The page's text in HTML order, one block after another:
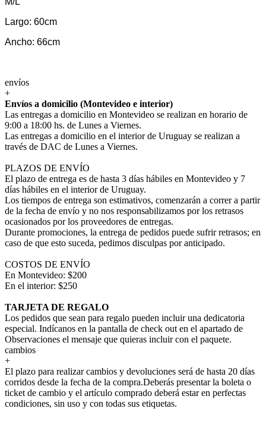
Largo: 60cm
Ancho: 66cm
envíos
+
Envíos a domicilio (Montevideo e interior)
Las entregas a domicilio en Montevideo se realizan en horario de
9:00 a 18:00 hs. de Lunes a Viernes.
Las entregas a domicilio en el interior de Uruguay se realizan a
través de DAC de Lunes a Viernes.
PLAZOS DE ENVÍO
El plazo de entrega es de hasta 3 días hábiles en Montevideo y 7
días hábiles en el interior de Uruguay.
Los tiempos de entrega son estimativos, comenzarán a correr a partir
de la fecha de envío y no nos responsabilizamos por los retrasos
ocasionados por los proveedores de entregas.
Durante promociones, la entrega de pedidos puede sufrir retrasos; en
caso de que esto suceda, pedimos disculpas por anticipado.
COSTOS DE ENVÍO
En Montevideo: $200
En el interior: $250
TARJETA DE REGALO
Los pedidos que sean para regalo pueden incluir una dedicatoria
especial. Indícanos en la pantalla de check out en el apartado de
Observaciones el mensaje que quieras incluir con el paquete.
cambios
+
El plazo para realizar cambios y devoluciones será de hasta 20 días
corridos desde la fecha de la compra.Deberás presentar la boleta o
ticket de cambio y el artículo comprado deberá estar en perfectas
condiciones, sin uso y con todas sus etiquetas.